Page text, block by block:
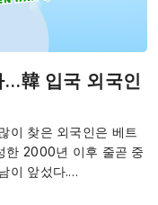
韓 입국 외국인
이 찾은 외국인은 베트
한 2000년 이후 줄곧 중
이 앞섰다.…